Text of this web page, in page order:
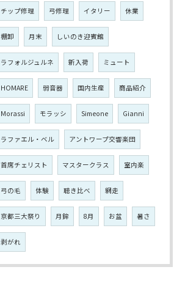
チップ修理 弓修理 イタリー 休業
棚卸 月末 しいのき迎賓館
ラフォルジュルネ 新入荷 ミュート
HOMARE 弱音器 国内生産 商品紹介
Morassi モラッシ Simeone Gianni
ラファエル・ベル アントワープ交響楽団
首席チェリスト マスタークラス 室内楽
弓の毛 体験 聴き比べ 網走
京都三大祭り 月鉾 8月 お盆 暑さ
剥がれ